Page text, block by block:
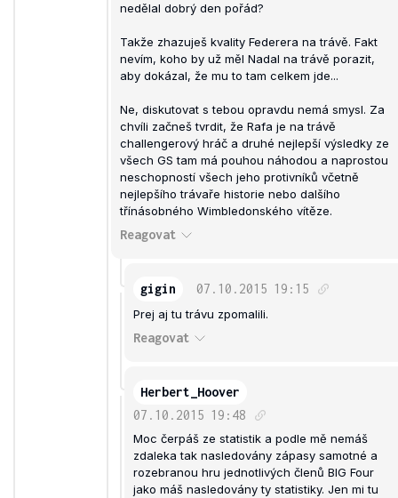
nedělal dobrý den pořád?
Takže zhazuješ kvality Federera na trávě. Fakt
nevím, koho by už měl Nadal na trávě porazit,
aby dokázal, že mu to tam celkem jde...
Ne, diskutovat s tebou opravdu nemá smysl. Za
chvíli začneš tvrdit, že Rafa je na trávě
challengerový hráč a druhé nejlepší výsledky ze
všech GS tam má pouhou náhodou a naprostou
neschopností všech jeho protivníků včetně
nejlepšího trávaře historie nebo dalšího
třínásobného Wimbledonského vítěze.
Reagovat
gigin 07.10.2015 19:15
Prej aj tu trávu zpomalili.
Reagovat
Herbert_Hoover
07.10.2015 19:48
Moc čerpáš ze statistik a podle mě nemáš
zdaleka tak nasledovány zápasy samotné a
rozebranou hru jednotlivých členů BIG Four
jako máš nasledovány ty statistiky. Jen mi tu